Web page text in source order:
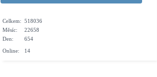
Online: 14
Celkem: 518036
Měsíc:
22658
Den:
654